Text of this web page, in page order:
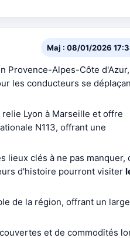
Maj : 08/01/2026
Provence-Alpes-Côte d'Azur,
les conducteurs se
Lyon à Marseille et offre
N113, offrant une
clés à ne pas manquer,
d'histoire pourront visiter
de la région, offrant un large
et de commodités